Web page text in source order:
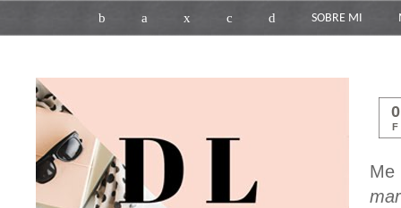
b a x c d SOBRE MI